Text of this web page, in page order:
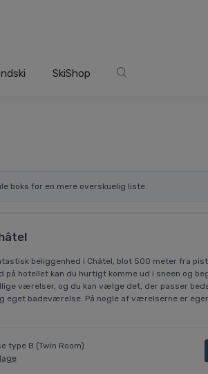
SkiShop
boks for en mere overskuelig liste.
beliggenhed i Châtel, blot 500 meter fra
på hotellet kan du hurtigt komme ud i sneen og
værelser, og du kan vælge det, der passer
eget badeværelse. På nogle af værelserne er
type B (Twin Room)